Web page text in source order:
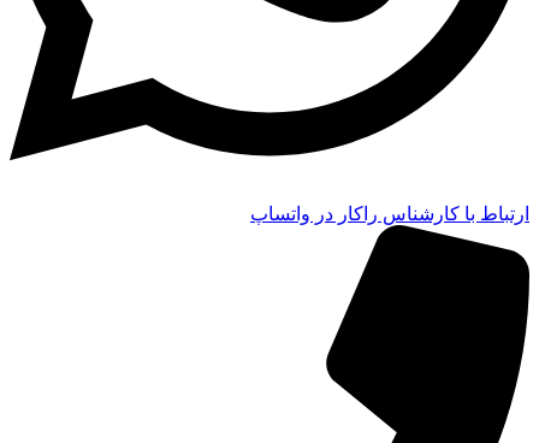
ارتباط با کارشناس راکار در واتساپ